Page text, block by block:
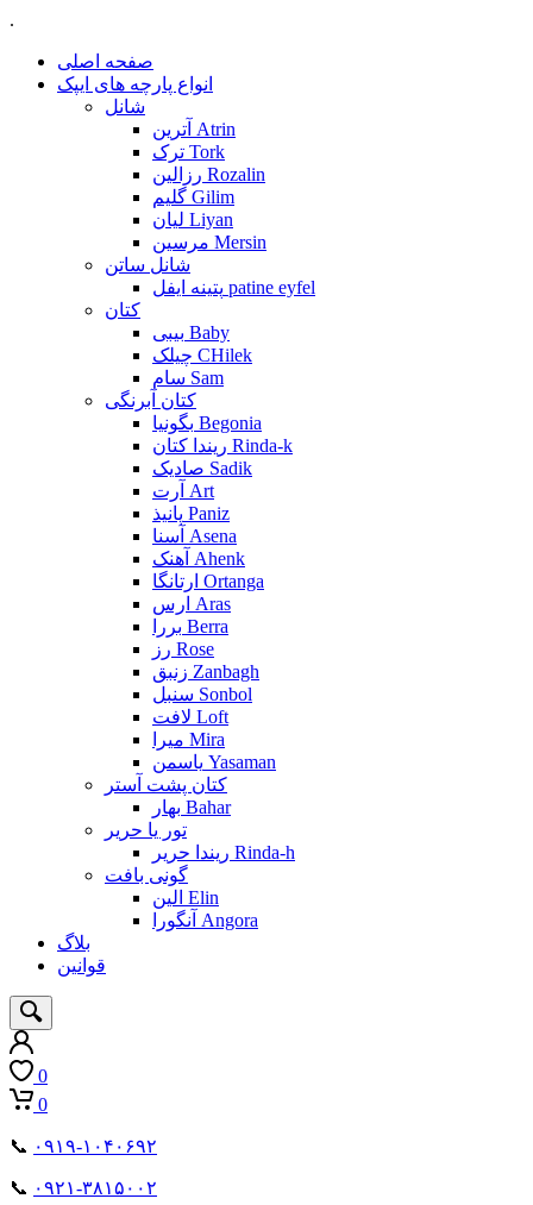
.
صفحه اصلی
انواع پارچه های ایپک
شانل
آترین Atrin
ترک Tork
رزالین Rozalin
گلیم Gilim
لیان Liyan
مرسین Mersin
شانل ساتن
پتینه ایفل patine eyfel
کتان
بیبی Baby
چیلک CHilek
سام Sam
کتان آبرنگی
بگونیا Begonia
ریندا کتان Rinda-k
صادیک Sadik
آرت Art
پانیذ Paniz
آسنا Asena
آهنک Ahenk
ارتانگا Ortanga
ارس Aras
بررا Berra
رز Rose
زنبق Zanbagh
سنبل Sonbol
لافت Loft
میرا Mira
یاسمن Yasaman
کتان پشت آستر
بهار Bahar
تور یا حریر
ریندا حریر Rinda-h
گونی بافت
الین Elin
آنگورا Angora
بلاگ
قوانین
0
0
📞 ۰۹۱۹-۱۰۴۰۶۹۲
📞 ۰۹۲۱-۳۸۱۵۰۰۲